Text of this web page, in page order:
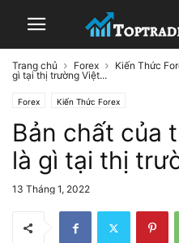
Trang chủ Forex Kiến Thức
gì tại thị trường Việt...
Forex Kiến Thức Forex
Bản chất của
là gì tại thị
13 Tháng 1, 2022